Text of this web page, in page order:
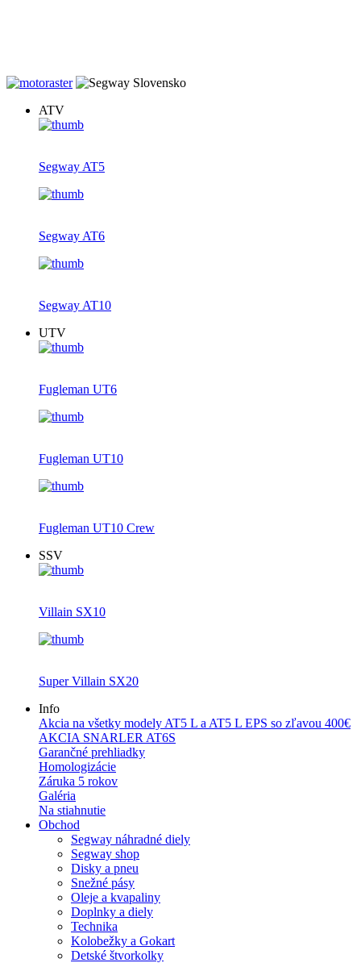
ATV
Segway AT5
Segway AT6
Segway AT10
UTV
Fugleman UT6
Fugleman UT10
Fugleman UT10 Crew
SSV
Villain SX10
Super Villain SX20
Info
Akcia na všetky modely AT5 L a AT5 L EPS so zľavou 400€
AKCIA SNARLER AT6S
Garančné prehliadky
Homologizácie
Záruka 5 rokov
Galéria
Na stiahnutie
Obchod
Segway náhradné diely
Segway shop
Disky a pneu
Snežné pásy
Oleje a kvapaliny
Doplnky a diely
Technika
Kolobežky a Gokart
Detské štvorkolky